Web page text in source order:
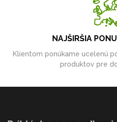
NAJŠIRŠIA
Klientom ponúkame ucelenú
produktov pre